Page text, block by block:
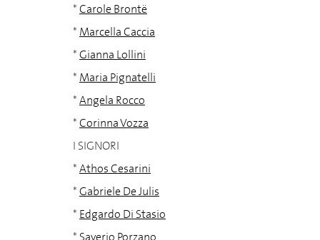
*Carole Brontë
* Marcella Caccia
*Gianna Lollini
* Maria Pignatelli
*Angela Rocco
*Corinna Vozza
I SIGNORI
*Athos Cesarini
*Gabriele De Julis
* Edgardo Di Stasio
* Saverio Porzano